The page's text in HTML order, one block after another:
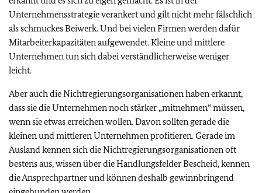
Unternehmensstrategie verankert und gilt nicht mehr fälschlich
als schmuckes Beiwerk. Und bei vielen Firmen werden dafür
Mitarbeiterkapazitäten aufgewendet. Kleine und mittlere
Unternehmen tun sich dabei verständlicherweise weniger
leicht.
Aber auch die Nichtregierungsorganisationen haben erkannt,
dass sie die Unternehmen noch stärker „mitnehmen“ müssen,
wenn sie etwas erreichen wollen. Davon sollten gerade die
kleinen und mittleren Unternehmen profitieren. Gerade im
Ausland kennen sich die Nichtregierungsorganisationen oft
bestens aus, wissen über die Handlungsfelder Bescheid, kennen
die Ansprechpartner und können deshalb gewinnbringend